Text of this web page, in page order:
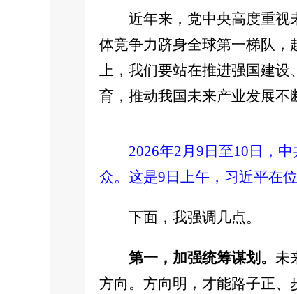
近年来，党中央高度重视
体竞争力跻身全球第一梯队，
上，我们要站在推进强国建
育，推动我国未来产业发展不
2026年2月9日至10日，
众。这是9日上午，习近平在
下面，我强调几点。
第一，加强统筹谋划。 未
方向。方向明，才能路子正、